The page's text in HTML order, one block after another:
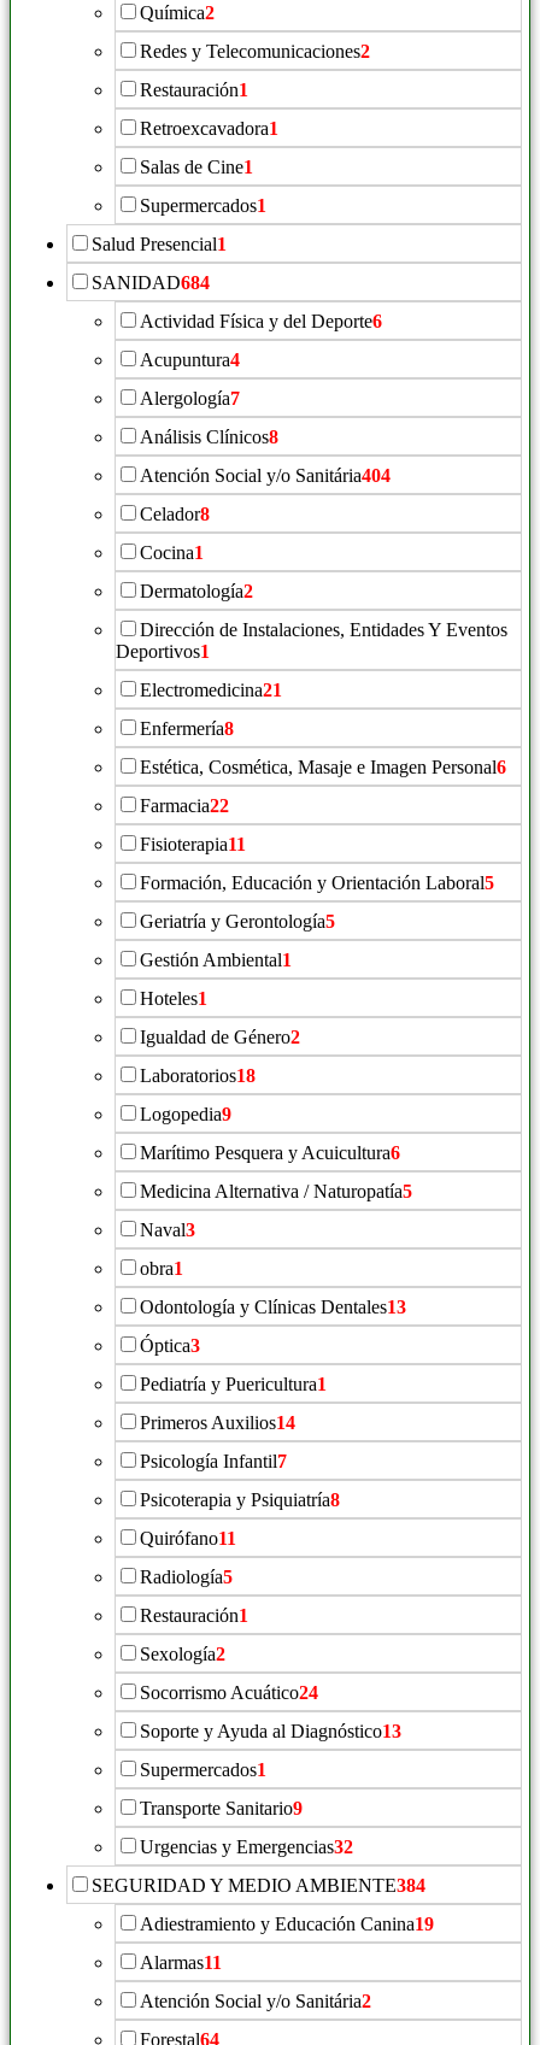
Química2
Redes y Telecomunicaciones2
Restauración1
Retroexcavadora1
Salas de Cine1
Supermercados1
Salud Presencial1
SANIDAD684
Actividad Física y del Deporte6
Acupuntura4
Alergología7
Análisis Clínicos8
Atención Social y/o Sanitária404
Celador8
Cocina1
Dermatología2
Dirección de Instalaciones, Entidades Y Eventos
Deportivos1
Electromedicina21
Enfermería8
Estética, Cosmética, Masaje e Imagen Personal6
Farmacia22
Fisioterapia11
Formación, Educación y Orientación Laboral5
Geriatría y Gerontología5
Gestión Ambiental1
Hoteles1
Igualdad de Género2
Laboratorios18
Logopedia9
Marítimo Pesquera y Acuicultura6
Medicina Alternativa / Naturopatía5
Naval3
obra1
Odontología y Clínicas Dentales13
Óptica3
Pediatría y Puericultura1
Primeros Auxilios14
Psicología Infantil7
Psicoterapia y Psiquiatría8
Quirófano11
Radiología5
Restauración1
Sexología2
Socorrismo Acuático24
Soporte y Ayuda al Diagnóstico13
Supermercados1
Transporte Sanitario9
Urgencias y Emergencias32
SEGURIDAD Y MEDIO AMBIENTE384
Adiestramiento y Educación Canina19
Alarmas11
Atención Social y/o Sanitária2
Forestal64